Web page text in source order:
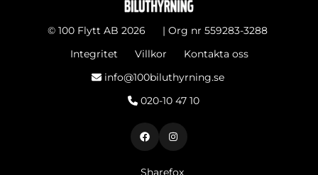
© 100 Flytt AB 2026 | Org nr 559283-3288
Integritet
Villkor
Kontakta oss
info@100biluthyrning.se
020-10 47 10
Sharefox